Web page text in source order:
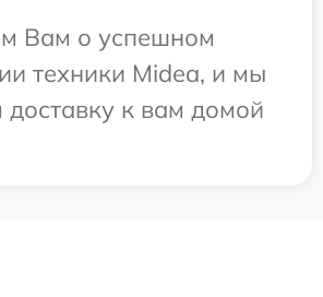
Вам о успешном
техники Midea, и мы
доставку к вам домой